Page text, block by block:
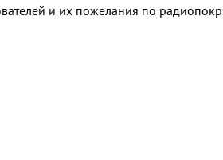
и их пожелания по